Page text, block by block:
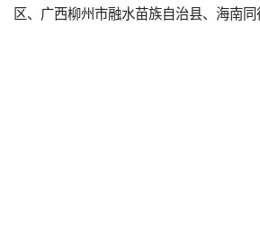
区、广西柳州市融水苗族自治县、海南